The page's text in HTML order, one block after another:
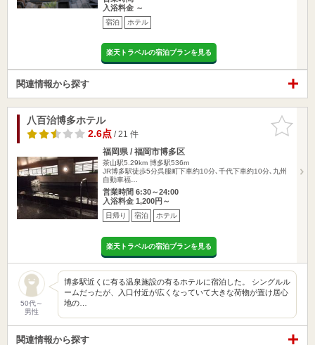
入浴料金 ～
宿泊 ホテル
楽天トラベルの宿泊プランを見る
関連情報から探す
お気に入
りに追加
八百治博多ホテル
2.6点/ 21 件
福岡県 / 福岡市博多区
茶山駅5.29km 博多駅536m
JR博多駅徒歩5分呉服町下車約10分､千代下車約10分､九州
自動車福…
営業時間 6:30～24:00
入浴料金 1,200円～
日帰り 宿泊 ホテル
楽天トラベルの宿泊プランを見る
50代～
男性
博多駅近くに有る温泉施設の有るホテルに宿泊した。 シングルル
ームだったが、入口付近が広くなっていて大きな荷物が置け居心
地の…
関連情報から探す